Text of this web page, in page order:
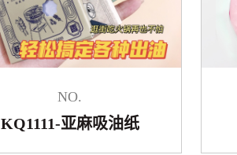
NO.
KQ1111-亚麻吸油纸